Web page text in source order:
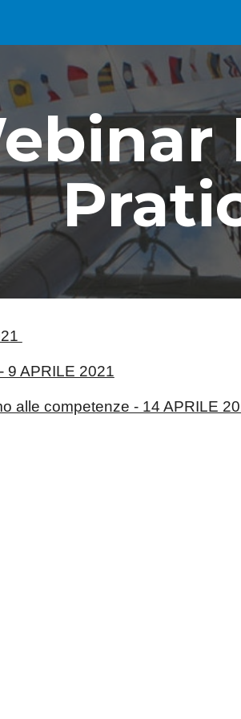
9 APRILE 2021
alle competenze - 14 APRILE